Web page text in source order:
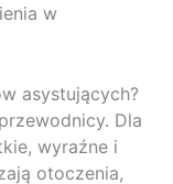
w
asystujących?
Dla
wyraźne i
otoczenia,